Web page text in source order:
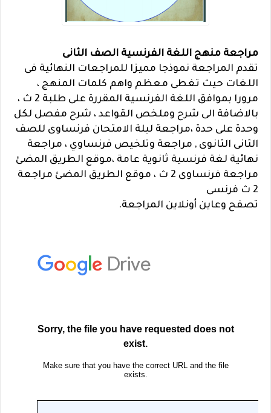
مراجعة منهج اللغة الفرنسية الصف الثانى
تقدم المراجعة نموذجا مميزا للمراجعات النهائية فى
اللغات حيث تغطى معظم واهم كلمات المنهج ،
مرورا بموافق اللغة الفرنسية المقررة على طلبة 2 ث ،
بالاضافة الى شرح وملخص القواعد ، شرح مفصل لكل
وحدة على حدة ،مراجعة ليلة الامتحان فرنساوى للصف
الثانى الثانوى , مراجعة وتلخيص فرنساوي ، مراجعة
نهائية لغة فرنسية ثانوية عامة ،موقع الطريق المضئ
مراجعة فرنساوى 2 ث ، موقع الطريق المضئ مراجعة
2 ث فرنسى
تصفح وعاين أونلاين المراجعة.